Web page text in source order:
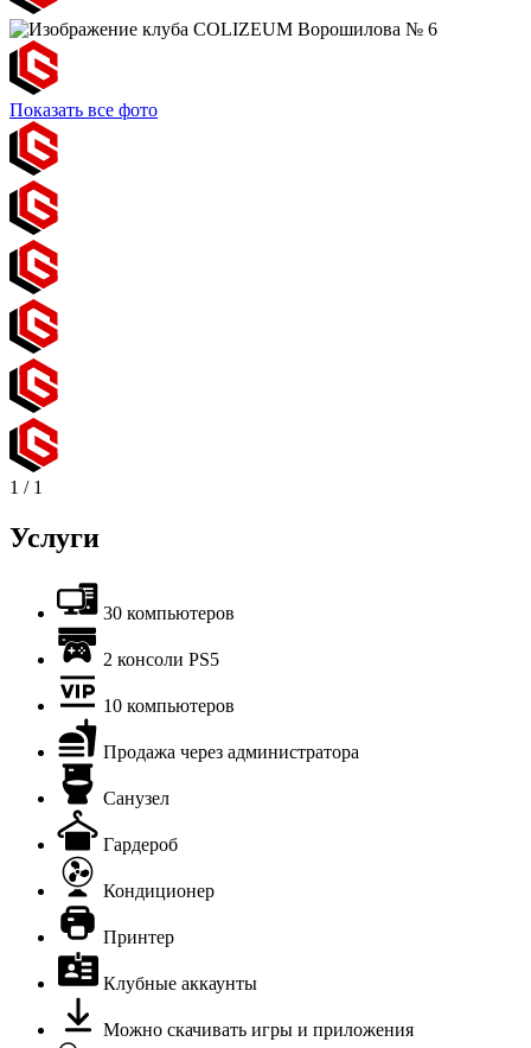
Показать все фото
1 / 1
Услуги
30 компьютеров
2 консоли PS5
10 компьютеров
Продажа через администратора
Санузел
Гардероб
Кондиционер
Принтер
Клубные аккаунты
Можно скачивать игры и приложения